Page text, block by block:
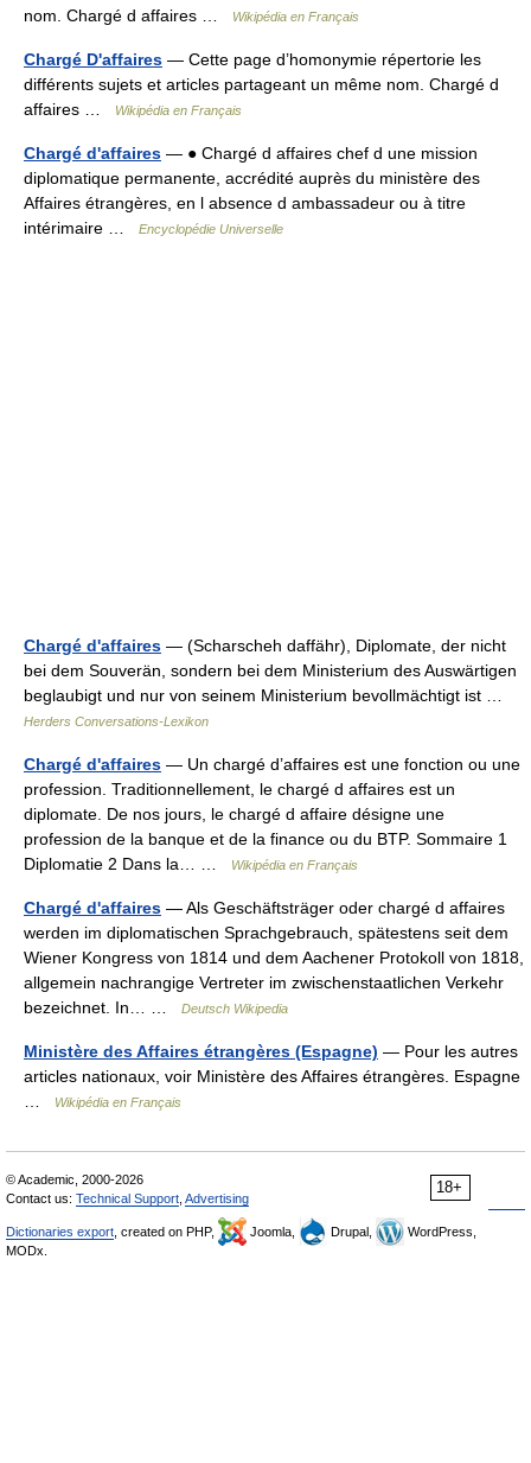
nom. Chargé d affaires …
Wikipédia en Français
Chargé D'affaires — Cette page d’homonymie répertorie les
différents sujets et articles partageant un même nom. Chargé d
affaires …
Wikipédia en Français
Chargé d'affaires — ● Chargé d affaires chef d une mission
diplomatique permanente, accrédité auprès du ministère des
Affaires étrangères, en l absence d ambassadeur ou à titre
intérimaire …
Encyclopédie Universelle
Chargé d'affaires — (Scharscheh daffähr), Diplomate, der nicht
bei dem Souverän, sondern bei dem Ministerium des Auswärtigen
beglaubigt und nur von seinem Ministerium bevollmächtigt ist …
Herders Conversations-Lexikon
Chargé d'affaires — Un chargé d’affaires est une fonction ou une
profession. Traditionnellement, le chargé d affaires est un
diplomate. De nos jours, le chargé d affaire désigne une
profession de la banque et de la finance ou du BTP. Sommaire 1
Diplomatie 2 Dans la… …
Wikipédia en Français
Chargé d'affaires — Als Geschäftsträger oder chargé d affaires
werden im diplomatischen Sprachgebrauch, spätestens seit dem
Wiener Kongress von 1814 und dem Aachener Protokoll von 1818,
allgemein nachrangige Vertreter im zwischenstaatlichen Verkehr
bezeichnet. In… …
Deutsch Wikipedia
Ministère des Affaires étrangères (Espagne) — Pour les autres
articles nationaux, voir Ministère des Affaires étrangères. Espagne
Wikipédia en Français
18+
© Academic, 2000-2026
Contact us: Technical Support Advertising
Dictionaries export , created on PHP, Joomla, Drupal,
WordPress,
MODx.